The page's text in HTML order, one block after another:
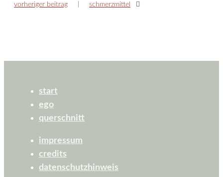
vorheriger beitrag schmerzmittel
start
ego
querschnitt
impressum
credits
datenschutzhinweis